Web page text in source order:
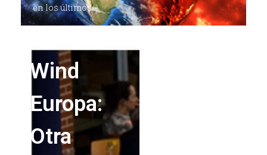
en los últimos...
Wind
Europa:
Otra